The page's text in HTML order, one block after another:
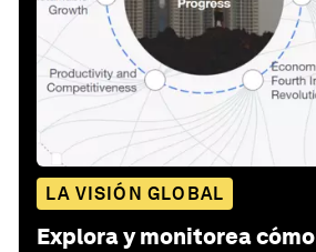
LA VISIÓN GLOBAL
Explora y monitorea cómo